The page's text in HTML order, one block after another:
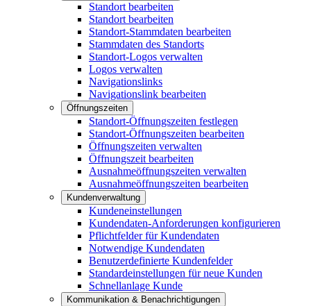
Standort bearbeiten
Standort bearbeiten
Standort-Stammdaten bearbeiten
Stammdaten des Standorts
Standort-Logos verwalten
Logos verwalten
Navigationslinks
Navigationslink bearbeiten
Öffnungszeiten
Standort-Öffnungszeiten festlegen
Standort-Öffnungszeiten bearbeiten
Öffnungszeiten verwalten
Öffnungszeit bearbeiten
Ausnahmeöffnungszeiten verwalten
Ausnahmeöffnungszeiten bearbeiten
Kundenverwaltung
Kundeneinstellungen
Kundendaten-Anforderungen konfigurieren
Pflichtfelder für Kundendaten
Notwendige Kundendaten
Benutzerdefinierte Kundenfelder
Standardeinstellungen für neue Kunden
Schnellanlage Kunde
Kommunikation & Benachrichtigungen